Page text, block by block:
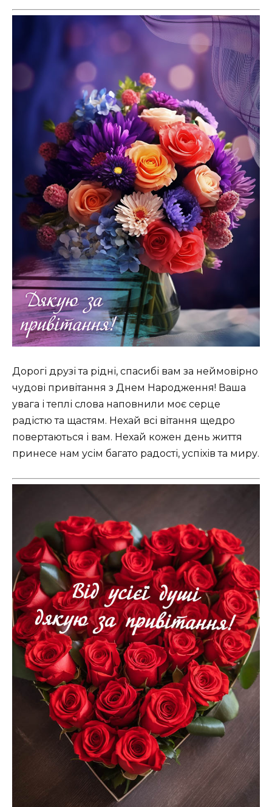
Дорогі друзі та рідні, спасибі вам за неймовірно
чудові привітання з Днем Народження! Ваша
увага і теплі слова наповнили моє серце
радістю та щастям. Нехай всі вітання щедро
повертаються і вам. Нехай кожен день життя
принесе нам усім багато радості, успіхів та миру.